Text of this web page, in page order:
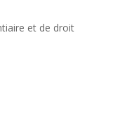
et de droit